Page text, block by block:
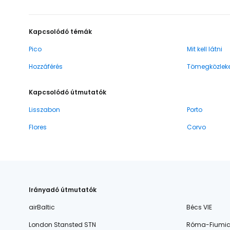
Kapcsolódó témák
Pico
Mit kell látni
Hozzáférés
Kapcsolódó útmutatók
Lisszabon
Porto
Flores
Corvo
Irányadó útmutatók
airBaltic
Bécs VIE
London Stansted STN
Róma-